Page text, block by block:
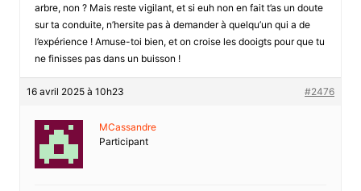
arbre, non ? Mais reste vigilant, et si euh non en fait t’as un doute
sur ta conduite, n’hersite pas à demander à quelqu’un qui a de
l’expérience ! Amuse-toi bien, et on croise les dooigts pour que tu
ne finisses pas dans un buisson !
16 avril 2025 à 10h23 #2476
MCassandre
Participant